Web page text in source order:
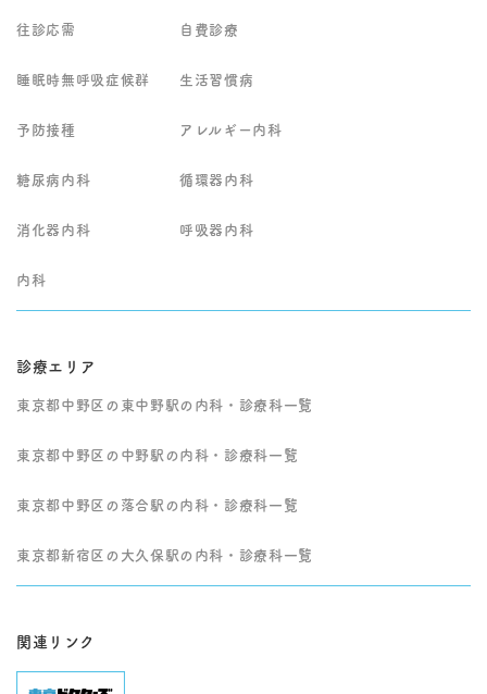
往診応需 自費診療
睡眠時無呼吸症候群 生活習慣病
予防接種 アレルギー内科
糖尿病内科 循環器内科
消化器内科 呼吸器内科
内科
診療エリア
東京都中野区の東中野駅の内科・診療科一覧
東京都中野区の中野駅の内科・診療科一覧
東京都中野区の落合駅の内科・診療科一覧
東京都新宿区の大久保駅の内科・診療科一覧
関連リンク